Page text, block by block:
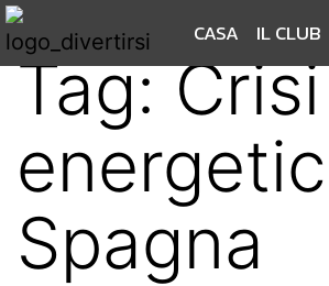
CASA IL CLUB
Tag:Crisi
Spagna